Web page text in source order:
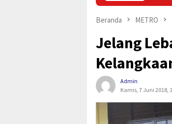
Beranda METRO
Jelang
Admin
Kamis, 7 Juni 2018,